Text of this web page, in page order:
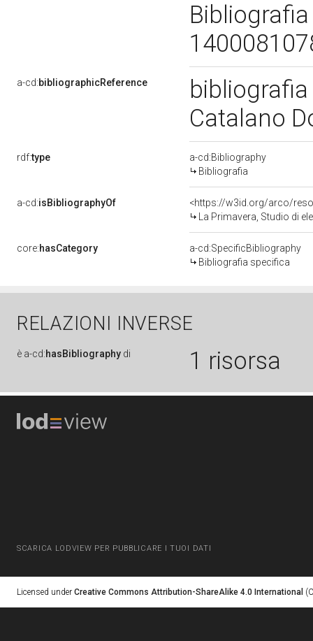
a-cd:bibliographicReference
Catalano
rdf:type
a-cd:Bibliography
Bibliografia
a-cd:isBibliographyOf
<https://w3id.org/arco/
La Primavera, Studio di elementi
core:hasCategory
a-cd:SpecificBibliography
Bibliografia specifica
RELAZIONI INVERSE
è a-cd:hasBibliography di 1 risorsa
SCARICA LODVIEW PER PUBBLICARE I TUOI DATI
Licensed under Creative Commons Attribution-ShareAlike 4.0 International